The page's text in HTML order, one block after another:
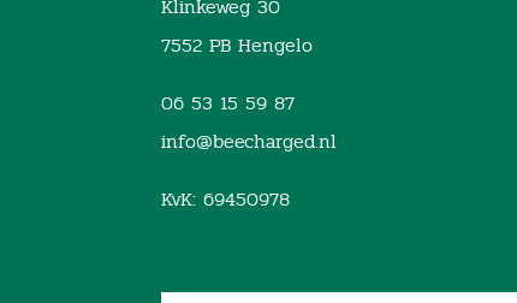
Klinkeweg 30
7552 PB Hengelo
06 53 15 59 87
info@beecharged.nl
KvK: 69450978